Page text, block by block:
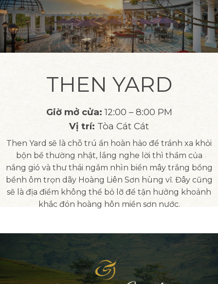
THEN YARD
Giờ mở cửa: 12:00 – 8:00 PM
Vị trí: Tòa Cát Cát​
Then Yard sẽ là chỗ trú ẩn hoàn hảo để tránh xa khỏi
bộn bề thường nhật, lắng nghe lời thì thầm của
nắng gió và thư thái ngắm nhìn biển mây trắng bồng
bềnh ôm trọn dãy Hoàng Liên Sơn hùng vĩ. Đây cũng
sẽ là địa điểm không thể bỏ lỡ để tận hưởng khoảnh
khắc đón hoàng hôn miền sơn nước.